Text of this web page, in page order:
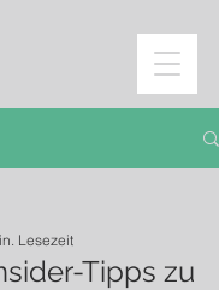
Tipps zu
Lesezeit